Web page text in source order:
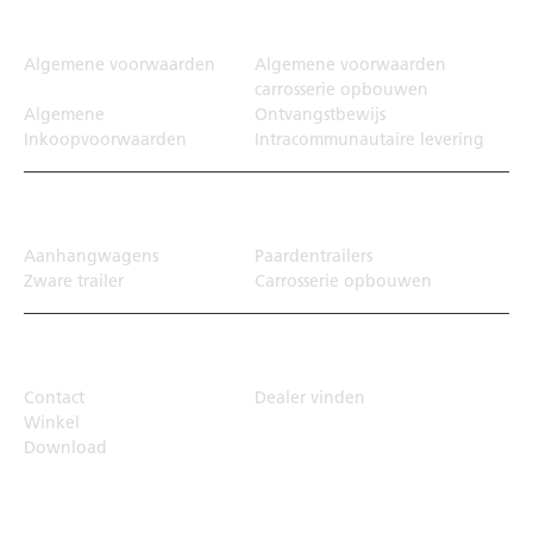
Algemene voorwaarden
Algemene voorwaarden
carrosserie opbouwen
Algemene
Inkoopvoorwaarden
Ontvangstbewijs
Intracommunautaire levering
Aanhangwagens
Paardentrailers
Zware trailer
Carrosserie opbouwen
Contact
Dealer vinden
Winkel
Download